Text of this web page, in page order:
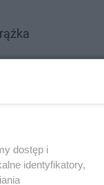
dostęp i
identyfikatory,